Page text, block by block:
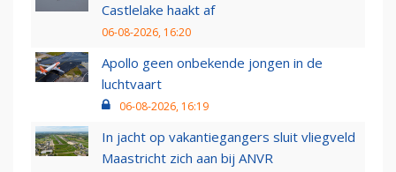
Castlelake haakt af
06-08-2026, 16:20
Apollo geen onbekende jongen in de
luchtvaart
06-08-2026, 16:19
In jacht op vakantiegangers sluit vliegveld
Maastricht zich aan bij ANVR